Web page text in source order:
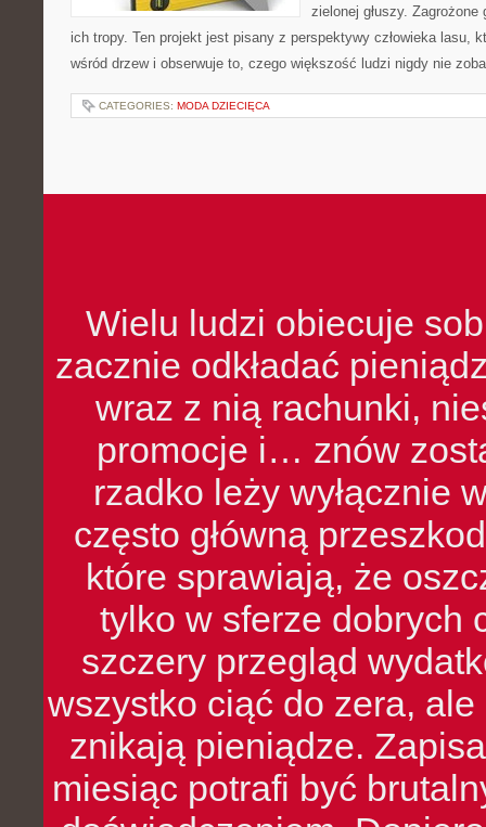
zielonej głuszy.
ich tropy. Ten projekt jest pisany z perspektywy człowieka lasu,
wśród drzew i obserwuje to, czego większość ludzi nigdy nie
CATEGORIES: MODA DZIECIĘCA
Wielu ludzi obiecuje
zacznie odkładać
wraz z nią rachunki,
promocje i… znów
rzadko leży wyłącznie
często główną
które sprawiają, że
tylko w sferze dobrych
szczery przegląd
wszystko ciąć do zera,
znikają pieniądze.
miesiąc potrafi być